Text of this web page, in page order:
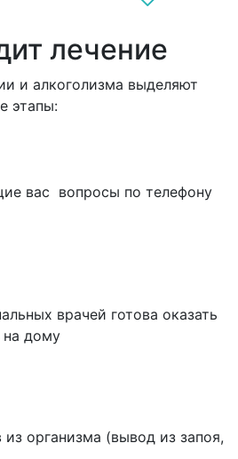
лечение
и алкоголизма выделяют
этапы:
вас вопросы по телефону
врачей готова оказать
дому
организма (вывод из запоя,